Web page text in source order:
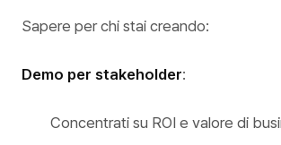
Sapere per chi stai creando:
Demo per stakeholder:
Concentrati su ROI e valore di